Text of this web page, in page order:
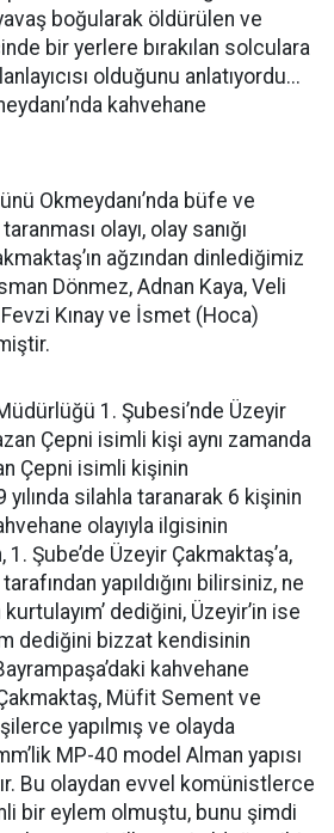
boğularak öldürülen ve
bir yerlere bırakılan solculara
olduğunu anlatıyordu...
kahvehane
Okmeydanı’nda büfe ve
olayı, olay sanığı
ağzından dinlediğimiz
Dönmez, Adnan Kaya, Veli
Kınay ve İsmet (Hoca)
1. Şubesi’nde Üzeyir
Çepni isimli kişi aynı zamanda
Çepni isimli kişinin
yılında silahla taranarak 6 kişinin
olayıyla ilgisinin
1. Şube’de Üzeyir Çakmaktaş’a,
yapıldığını bilirsiniz, ne
dediğini, Üzeyir’in ise
dediğini bizzat kendisinin
kahvehane
Müfit Sement ve
yapılmış ve olayda
MP-40 model Alman yapısı
Bu olaydan evvel komünistlerce
bir eylem olmuştu, bunu şimdi